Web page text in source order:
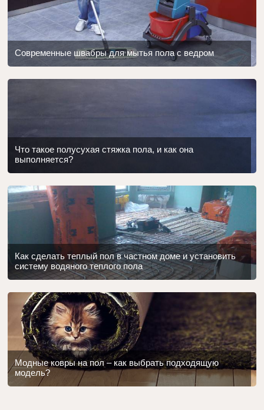
Современные швабры для мытья пола с ведром
Что такое полусухая стяжка пола, и как она
выполняется?
Как сделать теплый пол в частном доме и установить
систему водяного теплого пола
Модные ковры на пол – как выбрать подходящую
модель?